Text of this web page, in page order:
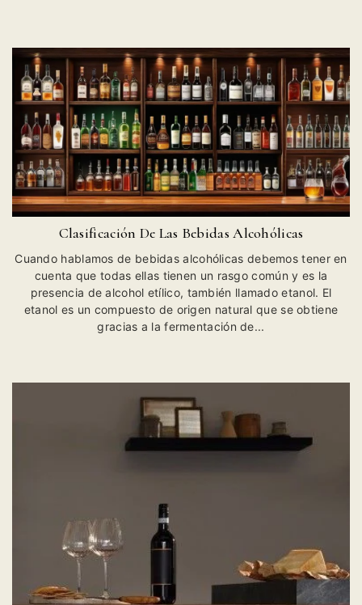
Clasificación De Las Bebidas Alcohólicas
Cuando hablamos de bebidas alcohólicas debemos tener en
cuenta que todas ellas tienen un rasgo común y es la
presencia de alcohol etílico, también llamado etanol. El
etanol es un compuesto de origen natural que se obtiene
gracias a la fermentación de...